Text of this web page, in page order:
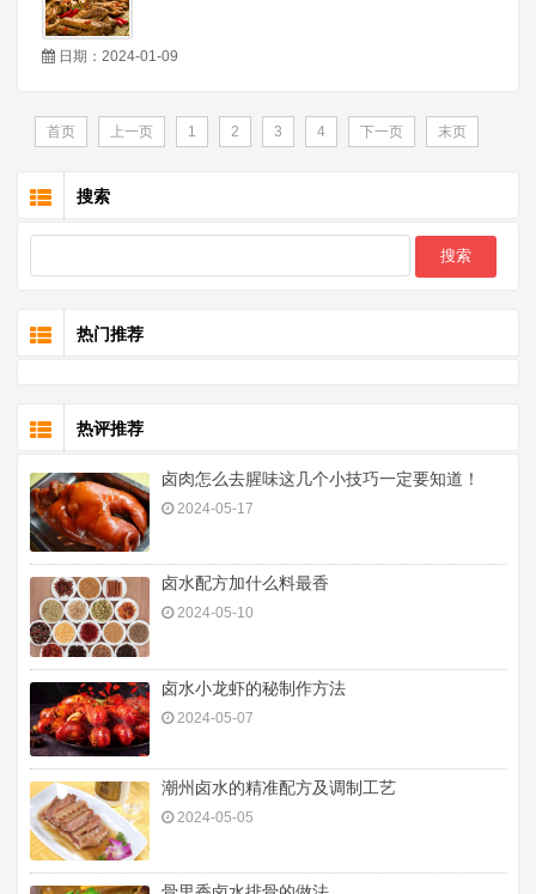
日期：2024-01-09
首页 上一页 1 2 3 4 下一页 末页
搜索
热门推荐
热评推荐
卤肉怎么去腥味这几个小技巧一定要知道！
2024-05-17
卤水配方加什么料最香
2024-05-10
卤水小龙虾的秘制作方法
2024-05-07
潮州卤水的精准配方及调制工艺
2024-05-05